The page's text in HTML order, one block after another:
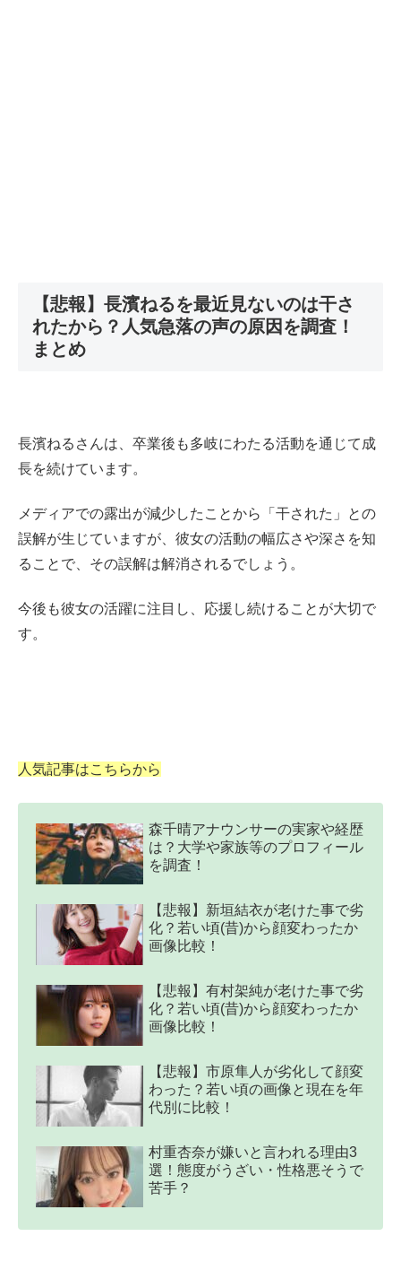
【悲報】長濱ねるを最近見ないのは干さ
れたから？人気急落の声の原因を調査！
まとめ
長濱ねるさんは、卒業後も多岐にわたる活動を通じて成
長を続けています。
メディアでの露出が減少したことから「干された」との
誤解が生じていますが、彼女の活動の幅広さや深さを知
ることで、その誤解は解消されるでしょう。
今後も彼女の活躍に注目し、応援し続けることが大切で
す。
人気記事はこちらから
森千晴アナウンサーの実家や経歴
は？大学や家族等のプロフィール
を調査！
【悲報】新垣結衣が老けた事で劣
化？若い頃(昔)から顔変わったか
画像比較！
【悲報】有村架純が老けた事で劣
化？若い頃(昔)から顔変わったか
画像比較！
【悲報】市原隼人が劣化して顔変
わった？若い頃の画像と現在を年
代別に比較！
村重杏奈が嫌いと言われる理由3
選！態度がうざい・性格悪そうで
苦手？